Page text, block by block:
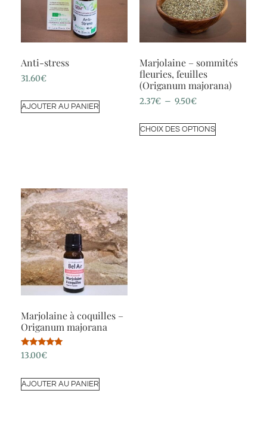
Anti-stress
31.60€
AJOUTER AU PANIER
Marjolaine – sommités
fleuries, feuilles
(Origanum majorana)
2.37€ – 9.50€
CHOIX DES OPTIONS
Marjolaine à coquilles –
Origanum majorana
Note
5.00
13.00€
AJOUTER AU PANIER